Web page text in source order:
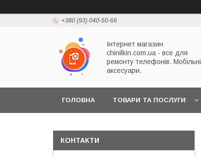
+380 (93) 040-50-66
Інтернет магазин
chinilkin.com.ua - все для
ремонту телефонів. Мобільні
аксесуари.
ГОЛОВНА ТОВАРИ ТА ПОСЛУГИ
КОНТАКТИ